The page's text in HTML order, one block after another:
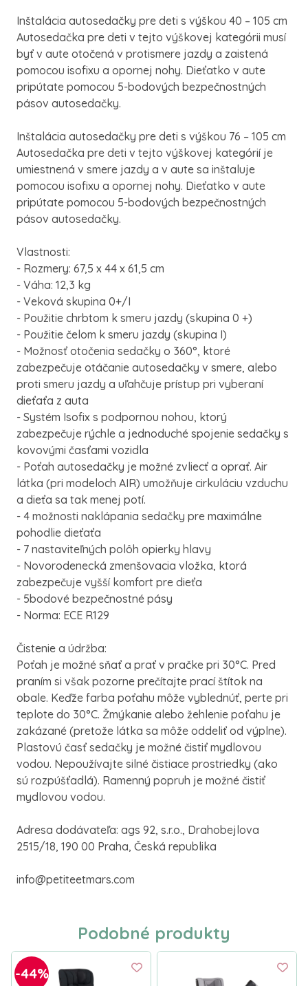
Inštalácia autosedačky pre deti s výškou 40 – 105 cm
Autosedačka pre deti v tejto výškovej kategórii musí
byť v aute otočená v protismere jazdy a zaistená
pomocou isofixu a opornej nohy. Dieťatko v aute
pripútate pomocou 5-bodových bezpečnostných
pásov autosedačky.
Inštalácia autosedačky pre deti s výškou 76 – 105 cm
Autosedačka pre deti v tejto výškovej kategórií je
umiestnená v smere jazdy a v aute sa inštaluje
pomocou isofixu a opornej nohy. Dieťatko v aute
pripútate pomocou 5-bodových bezpečnostných
pásov autosedačky.
Vlastnosti:
- Rozmery: 67,5 x 44 x 61,5 cm
- Váha: 12,3 kg
- Veková skupina 0+/I
- Použitie chrbtom k smeru jazdy (skupina 0 +)
- Použitie čelom k smeru jazdy (skupina I)
- Možnosť otočenia sedačky o 360°, ktoré
zabezpečuje otáčanie autosedačky v smere, alebo
proti smeru jazdy a uľahčuje prístup pri vyberaní
dieťaťa z auta
- Systém Isofix s podpornou nohou, ktorý
zabezpečuje rýchle a jednoduché spojenie sedačky s
kovovými časťami vozidla
- Poťah autosedačky je možné zvliecť a oprať. Air
látka (pri modeloch AIR) umožňuje cirkuláciu vzduchu
a dieťa sa tak menej potí.
- 4 možnosti naklápania sedačky pre maximálne
pohodlie dieťaťa
- 7 nastaviteľných polôh opierky hlavy
- Novorodenecká zmenšovacia vložka, ktorá
zabezpečuje vyšší komfort pre dieťa
- 5bodové bezpečnostné pásy
- Norma: ECE R129
Čistenie a údržba:
Poťah je možné sňať a prať v pračke pri 30°C. Pred
praním si však pozorne prečítajte prací štítok na
obale. Keďže farba poťahu môže vyblednúť, perte pri
teplote do 30°C. Žmýkanie alebo žehlenie poťahu je
zakázané (pretože látka sa môže oddeliť od výplne).
Plastovú časť sedačky je možné čistiť mydlovou
vodou. Nepoužívajte silné čistiace prostriedky (ako
sú rozpúšťadlá). Ramenný popruh je možné čistiť
mydlovou vodou.
Adresa dodávateľa: ags 92, s.r.o., Drahobejlova
2515/18, 190 00 Praha, Česká republika
info@petiteetmars.com
Podobné produkty
-44%